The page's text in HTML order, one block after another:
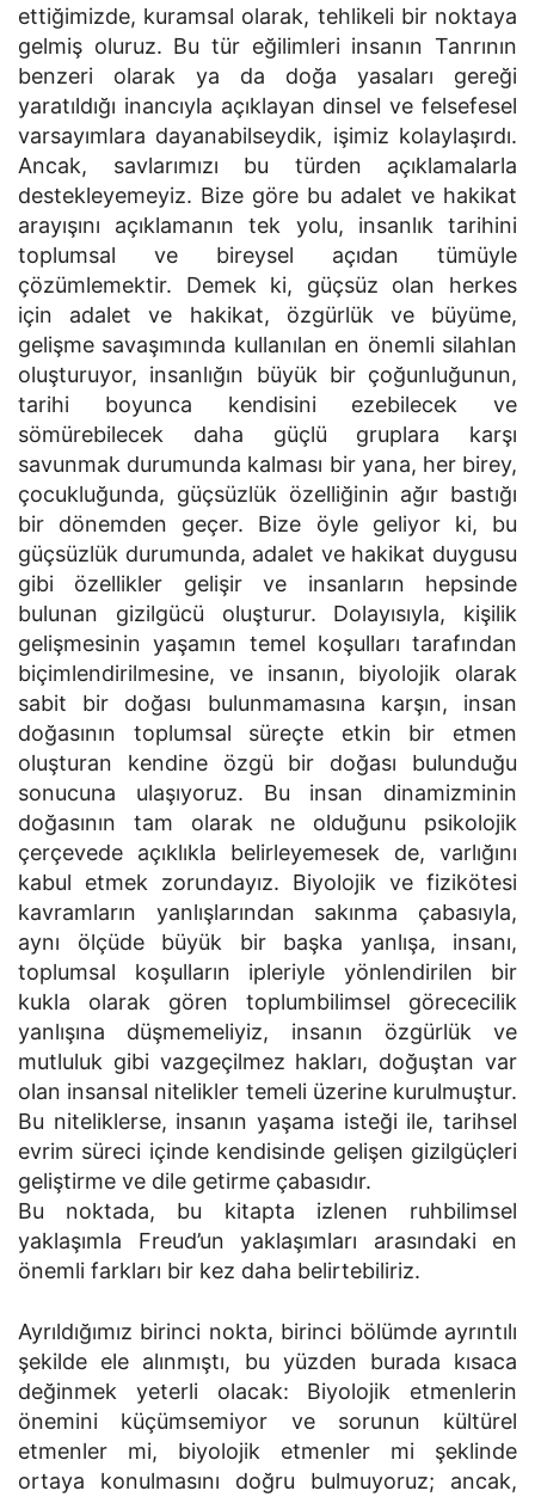
ettiğimizde, kuramsal olarak, tehlikeli bir noktaya
gelmiş oluruz. Bu tür eğilimleri insanın Tanrının
benzeri olarak ya da doğa yasaları gereği
yaratıldığı inancıyla açıklayan dinsel ve felsefesel
varsayımlara dayanabilseydik, işimiz kolaylaşırdı.
Ancak, savlarımızı bu türden açıklamalarla
destekleyemeyiz. Bize göre bu adalet ve hakikat
arayışını açıklamanın tek yolu, insanlık tarihini
toplumsal ve bireysel açıdan tümüyle
çözümlemektir. Demek ki, güçsüz olan herkes
için adalet ve hakikat, özgürlük ve büyüme,
gelişme savaşımında kullanılan en önemli silahlan
oluşturuyor, insanlığın büyük bir çoğunluğunun,
tarihi boyunca kendisini ezebilecek ve
sömürebilecek daha güçlü gruplara karşı
savunmak durumunda kalması bir yana, her birey,
çocukluğunda, güçsüzlük özelliğinin ağır bastığı
bir dönemden geçer. Bize öyle geliyor ki, bu
güçsüzlük durumunda, adalet ve hakikat duygusu
gibi özellikler gelişir ve insanların hepsinde
bulunan gizilgücü oluşturur. Dolayısıyla, kişilik
gelişmesinin yaşamın temel koşulları tarafından
biçimlendirilmesine, ve insanın, biyolojik olarak
sabit bir doğası bulunmamasına karşın, insan
doğasının toplumsal süreçte etkin bir etmen
oluşturan kendine özgü bir doğası bulunduğu
sonucuna ulaşıyoruz. Bu insan dinamizminin
doğasının tam olarak ne olduğunu psikolojik
çerçevede açıklıkla belirleyemesek de, varlığını
kabul etmek zorundayız. Biyolojik ve fizikötesi
kavramların yanlışlarından sakınma çabasıyla,
aynı ölçüde büyük bir başka yanlışa, insanı,
toplumsal koşulların ipleriyle yönlendirilen bir
kukla olarak gören toplumbilimsel görececilik
yanlışına düşmemeliyiz, insanın özgürlük ve
mutluluk gibi vazgeçilmez hakları, doğuştan var
olan insansal nitelikler temeli üzerine kurulmuştur.
Bu niteliklerse, insanın yaşama isteği ile, tarihsel
evrim süreci içinde kendisinde gelişen gizilgüçleri
geliştirme ve dile getirme çabasıdır.
Bu noktada, bu kitapta izlenen ruhbilimsel
yaklaşımla Freud’un yaklaşımları arasındaki en
önemli farkları bir kez daha belirtebiliriz.
Ayrıldığımız birinci nokta, birinci bölümde ayrıntılı
şekilde ele alınmıştı, bu yüzden burada kısaca
değinmek yeterli olacak: Biyolojik etmenlerin
önemini küçümsemiyor ve sorunun kültürel
etmenler mi, biyolojik etmenler mi şeklinde
ortaya konulmasını doğru bulmuyoruz; ancak,